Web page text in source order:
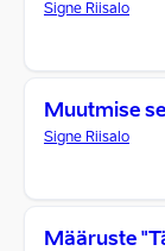
Signe Riisalo
Muutmise
Signe Riisalo
Määruste